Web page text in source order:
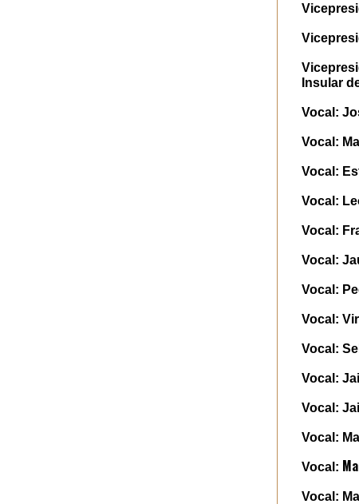
Insular
Vocal:
Vocal:
Vocal:
Vocal:
Vocal:
Vocal:
Vocal:
Vocal:
Vocal:
Vocal:
Vocal:
Vocal:
Vocal:
Vocal: